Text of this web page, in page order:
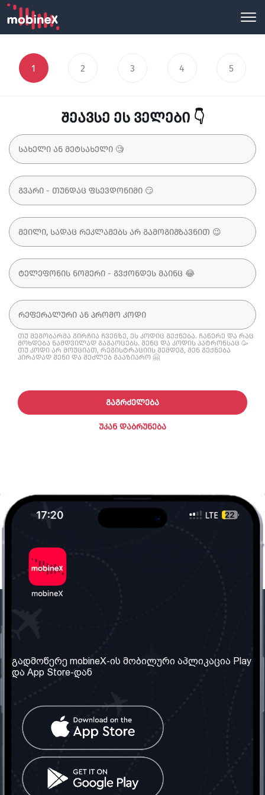
1 2 3 4 5
შეავსე ეს ველები 👇
თუ მეგობარმა გირჩია ჩვენზე, ეს კოდიც გექნება. ჩაწერე და რაც
მოხდება ნამდვილად გაგაოცებს. შენც და კოდის პატრონსაც 🥳
თუ კოდი არ მოუციათ, რეგისტრაციის შემდეგ, შენ გექნება
პირადად შენი და შეძლებ გააზიარო 🤗
ᲣᲙᲐᲜ ᲓᲐᲑᲠᲣᲜᲔᲑᲐ
ᲒᲐᲒᲠᲫᲔᲚᲔᲑᲐ
ჩვენ შესახებ
ჩვენი სერვისები
წესები და პირობები
კითხვები
კონტაქტი
საქართველო: თბილისი
ტელ: 032 2 04 00 50
სოციალური ქსელი
გადმოწერე mobineX-ის მობილური აპლიკაცია Play
და App Store-დან